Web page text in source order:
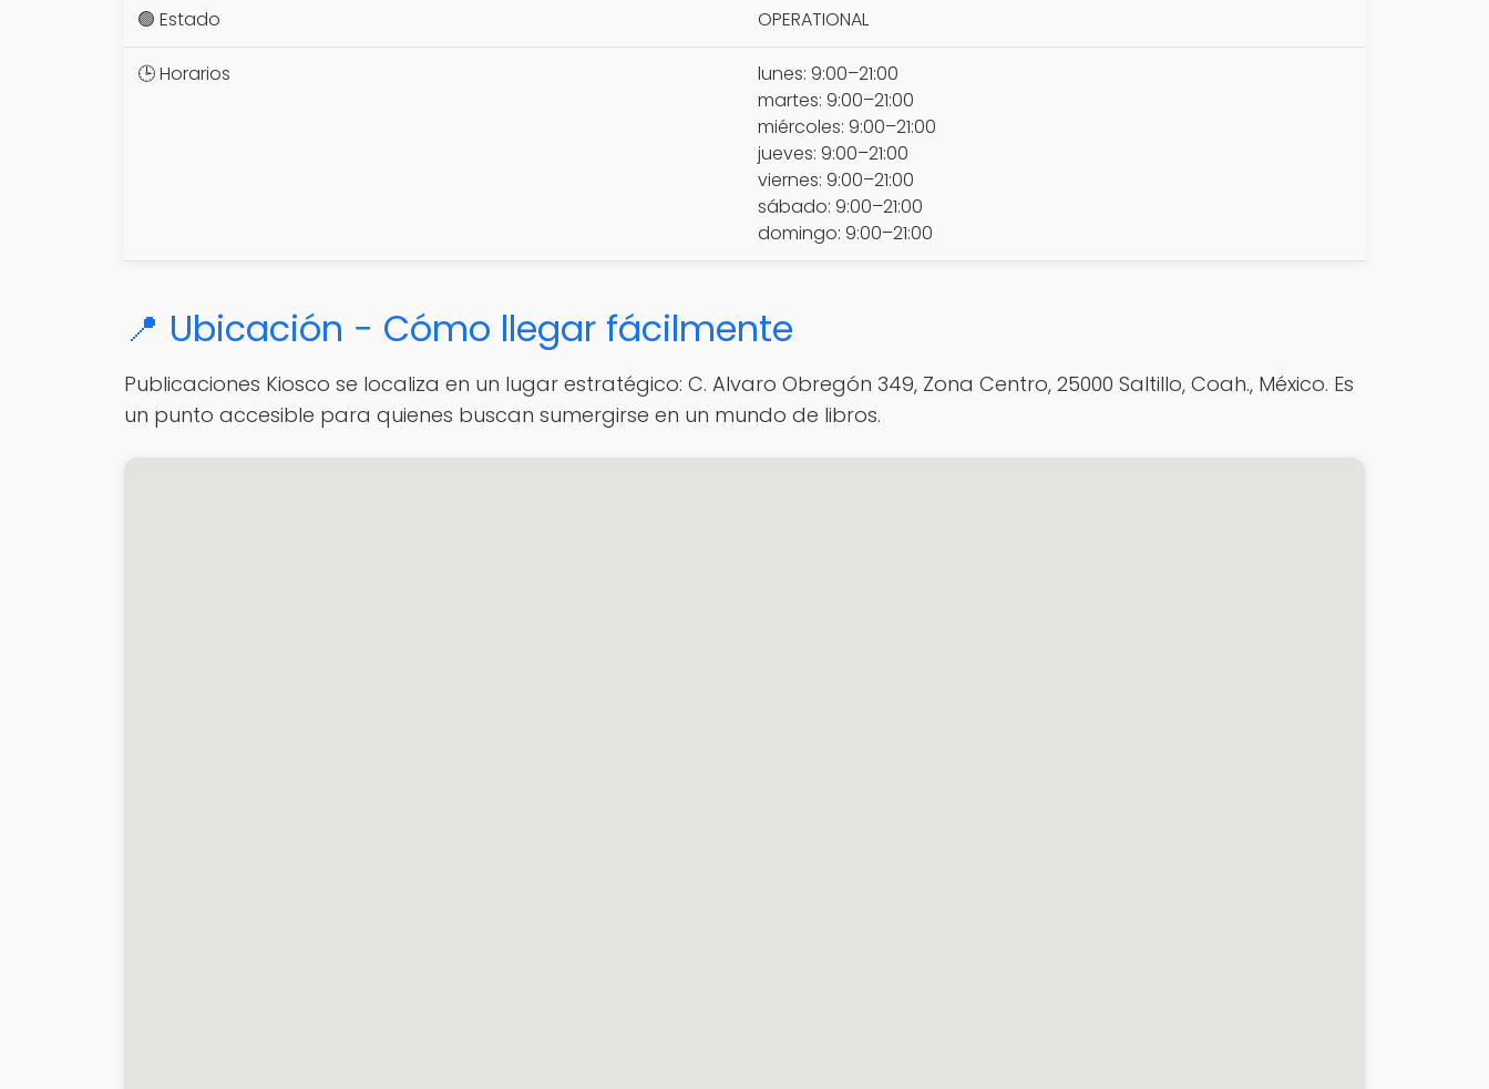
🟢 Estado OPERATIONAL
🕒 Horarios
lunes: 9:00–21:00
martes: 9:00–21:00
miércoles: 9:00–21:00
jueves: 9:00–21:00
viernes: 9:00–21:00
sábado: 9:00–21:00
domingo: 9:00–21:00
📍 Ubicación − Cómo llegar fácilmente
Publicaciones Kiosco se localiza en un lugar estratégico: C. Alvaro Obregón 349, Zona Centro, 25000 Saltillo, Coah., México. Es
un punto accesible para quienes buscan sumergirse en un mundo de libros.